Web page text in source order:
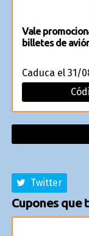
Vale
billetes de
Caduca el 31/
Twitter
Cupones que